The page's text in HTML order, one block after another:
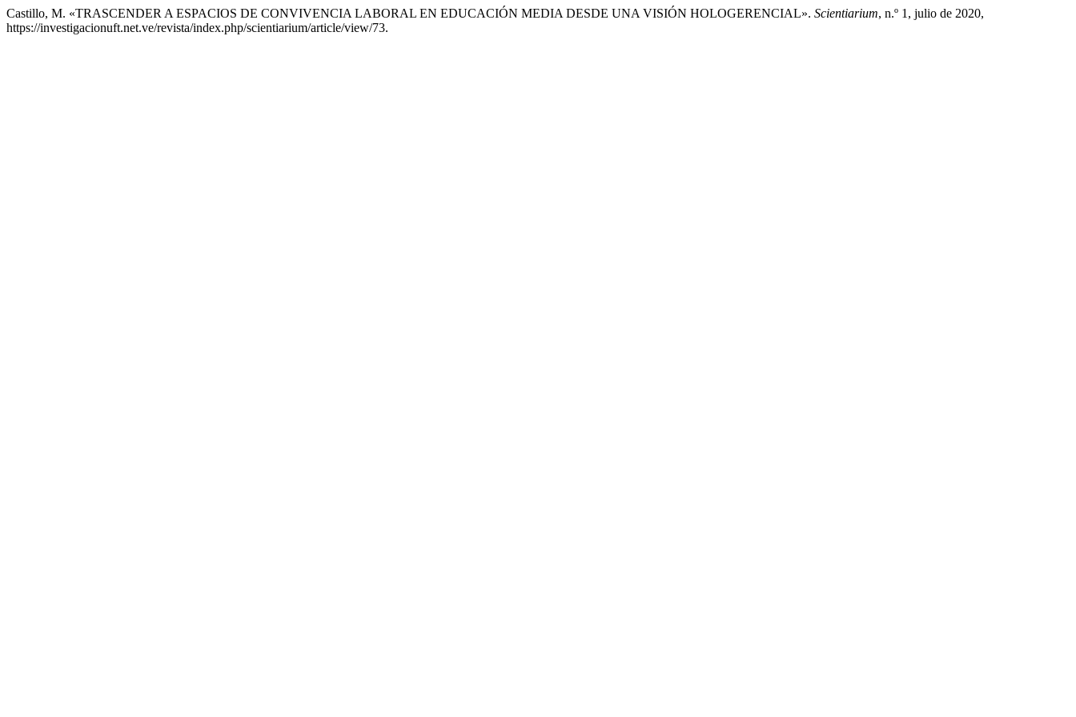
Castillo, M. «TRASCENDER A ESPACIOS DE CONVIVENCIA LABORAL EN EDUCACIÓN MEDIA DESDE UNA VISIÓN HOLOGERENCIAL». Scientiarium, n.º 1, julio de 2020,
https://investigacionuft.net.ve/revista/index.php/scientiarium/article/view/73.